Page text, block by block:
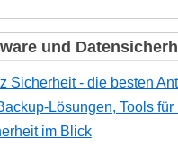
und
Sicherheit - die besten
Lösungen, Tools
im Blick